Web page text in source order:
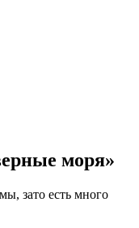
моря»
зато есть много